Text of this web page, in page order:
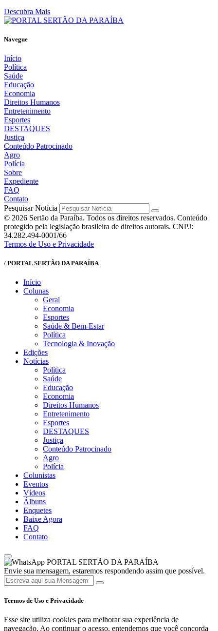
Descubra Mais
Navegue
Início
Política
Saúde
Educação
Economia
Direitos Humanos
Entretenimento
Esportes
DESTAQUES
Justiça
Conteúdo Patrocinado
Agro
Polícia
Sobre
Expediente
FAQ
Contato
Pesquisar Notícia
© 2026 Sertão da Paraíba. Todos os direitos reservados. Conteúdo
protegido pela legislação brasileira de direitos autorais. CNPJ:
34.282.494-0001/66
Termos de Uso e Privacidade
/ PORTAL SERTÃO DA PARAÍBA
Início
Colunas
Geral
Economia
Esportes
Saúde & Bem-Estar
Política
Tecnologia & Inovação
Edições
Notícias
Política
Saúde
Educação
Economia
Direitos Humanos
Entretenimento
Esportes
DESTAQUES
Justiça
Conteúdo Patrocinado
Agro
Polícia
Colunistas
Eventos
Vídeos
Álbuns
Enquetes
Baixe Agora
FAQ
Contato
PORTAL SERTÃO DA PARAÍBA
Envie sua mensagem, estaremos respondendo assim que possível.
Termos de Uso e Privacidade
Esse site utiliza cookies para melhorar sua experiência de
navegação. Ao continuar o acesso, entendemos que você concorda